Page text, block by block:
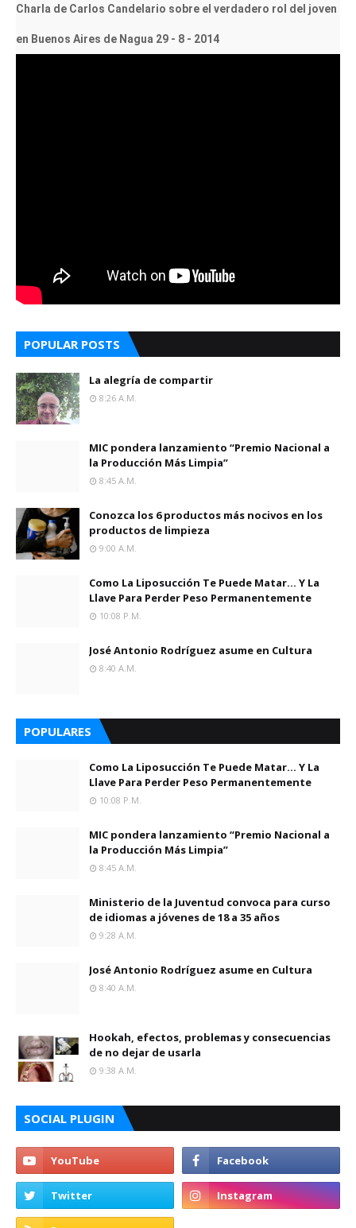
Charla de Carlos Candelario sobre el verdadero rol del joven
en Buenos Aires de Nagua 29 - 8 - 2014
POPULAR POSTS
La alegría de compartir
8:26 A.m.
MIC pondera lanzamiento “Premio Nacional a
la Producción Más Limpia”
8:45 A.m.
Conozca los 6 productos más nocivos en los
productos de limpieza
9:00 A.m.
Como La Liposucción Te Puede Matar… Y La
Llave Para Perder Peso Permanentemente
10:08 P.m.
José Antonio Rodríguez asume en Cultura
8:40 A.m.
POPULARES
Como La Liposucción Te Puede Matar… Y La
Llave Para Perder Peso Permanentemente
10:08 P.m.
MIC pondera lanzamiento “Premio Nacional a
la Producción Más Limpia”
8:45 A.m.
Ministerio de la Juventud convoca para curso
de idiomas a jóvenes de 18 a 35 años
9:28 A.m.
José Antonio Rodríguez asume en Cultura
8:40 A.m.
Hookah, efectos, problemas y consecuencias
de no dejar de usarla
9:38 A.m.
SOCIAL PLUGIN